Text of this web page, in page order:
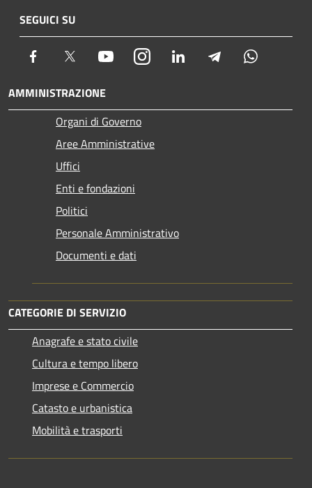
SEGUICI SU
Facebook Twitter YoutubeInstagram LinkedIn Telegram
AMMINISTRAZIONE
Organi di Governo
Aree Amministrative
Uffici
Enti e fondazioni
Politici
Personale Amministrativo
Documenti e dati
CATEGORIE DI SERVIZIO
Anagrafe e stato civile
Cultura e tempo libero
Imprese e Commercio
Catasto e urbanistica
Mobilità e trasporti